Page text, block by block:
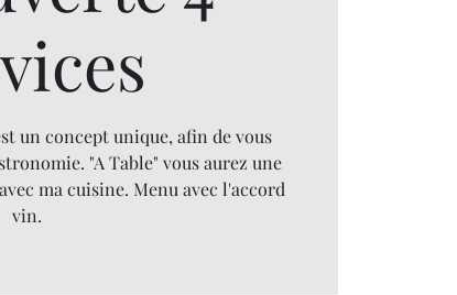
un concept unique, afin de vous
"A Table" vous aurez une
ma cuisine. Menu avec l'accord
vin.